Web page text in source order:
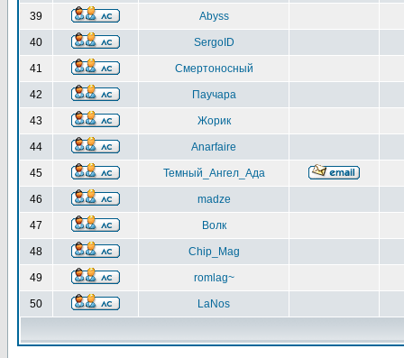
39 Abyss
40 SergoID
41 Смертоносный
42 Паучара
43 Жорик
44 Anarfaire
45 Темный_Ангел_Ада
46 madze
47 Волк
48 Chip_Mag
49 romlag~
50 LaNos